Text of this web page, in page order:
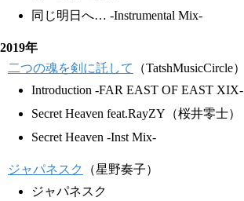
同じ明日へ… -Instrumental Mix-
2019年
二つの魂を剣に託して
（TatshMusicCircle）
Introduction -FAR EAST OF EAST XIX-
Secret Heaven feat.RayZY（桜井零士）
Secret Heaven -Inst Mix-
ジャパネスク
（星野奏子）
ジャパネスク